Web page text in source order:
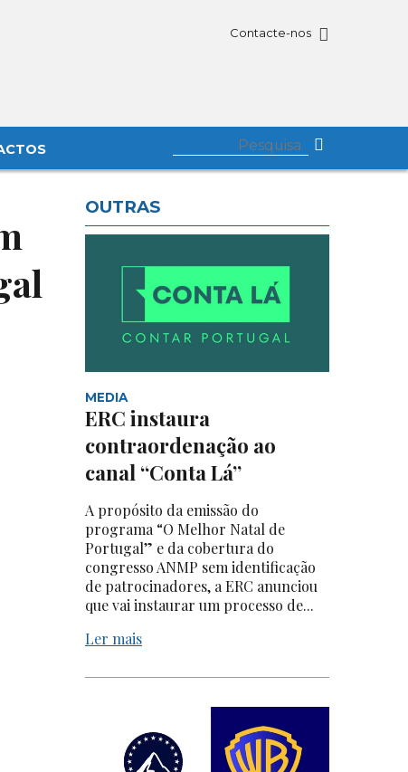
Contacte-nos
OUTRAS
MEDIA
ERC instaura
contraordenação ao
canal “Conta Lá”
A propósito da emissão do
programa “O Melhor Natal de
Portugal” e da cobertura do
congresso ANMP sem identificação
de patrocinadores, a ERC anunciou
que vai instaurar um processo de...
Ler mais